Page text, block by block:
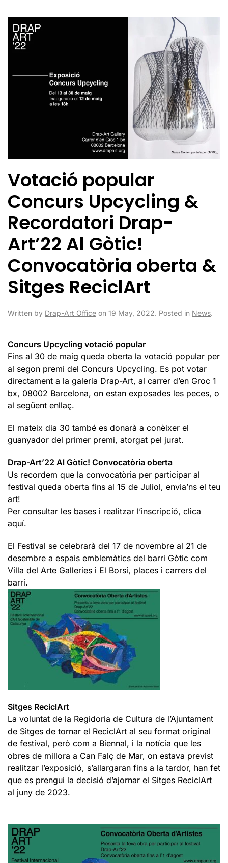
Votació popular
Concurs Upcycling &
Recordatori Drap-
Art’22 Al Gòtic!
Convocatòria oberta &
Sitges ReciclArt
Written by Drap-Art Office on 19 May, 2022. Posted in News.
Concurs Upcycling votació popular
Fins al 30 de maig queda oberta la votació popular per
al segon premi del Concurs Upcycling. Es pot votar
directament a la galeria Drap-Art, al carrer d’en Groc 1
bx, 08002 Barcelona, on estan exposades les peces, o
al següent enllaç.
El mateix dia 30 també es donarà a conèixer el
guanyador del primer premi, atorgat pel jurat.
Drap-Art’22 Al Gòtic! Convocatòria oberta
Us recordem que la convocatòria per participar al
festival queda oberta fins al 15 de Juliol, envia’ns el teu
art!
Per consultar les bases i realitzar l’inscripció, clica
aquí.
El Festival se celebrarà del 17 de novembre al 21 de
desembre a espais emblemàtics del barri Gòtic com
Villa del Arte Galleries i El Borsí, places i carrers del
barri.
Sitges ReciclArt
La voluntat de la Regidoria de Cultura de l’Ajuntament
de Sitges de tornar el ReciclArt al seu format original
de festival, però com a Biennal, i la notícia que les
obres de millora a Can Falç de Mar, on estava previst
realitzar l’exposició, s’allargaran fins a la tardor, han fet
que es prengui la decisió d’ajornar el Sitges ReciclArt
al juny de 2023.